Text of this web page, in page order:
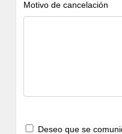
Motivo de cancelación
Deseo que se